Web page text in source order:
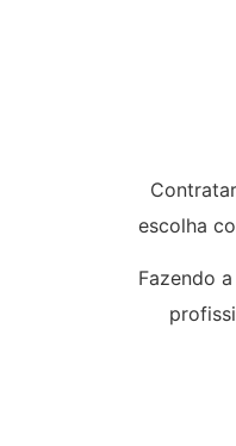
escolha
Fazendo